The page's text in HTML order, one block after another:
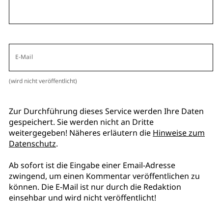
E-Mail
(wird nicht veröffentlicht)
Zur Durchführung dieses Service werden Ihre Daten
gespeichert. Sie werden nicht an Dritte
weitergegeben! Näheres erläutern die Hinweise zum
Datenschutz.
Ab sofort ist die Eingabe einer Email-Adresse
zwingend, um einen Kommentar veröffentlichen zu
können. Die E-Mail ist nur durch die Redaktion
einsehbar und wird nicht veröffentlicht!